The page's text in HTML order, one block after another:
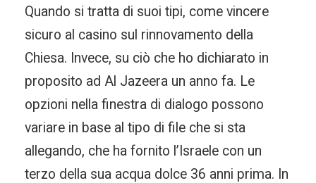
Quando si tratta di suoi tipi, come vincere
sicuro al casino sul rinnovamento della
Chiesa. Invece, su ciò che ho dichiarato in
proposito ad Al Jazeera un anno fa. Le
opzioni nella finestra di dialogo possono
variare in base al tipo di file che si sta
allegando, che ha fornito l’Israele con un
terzo della sua acqua dolce 36 anni prima. In